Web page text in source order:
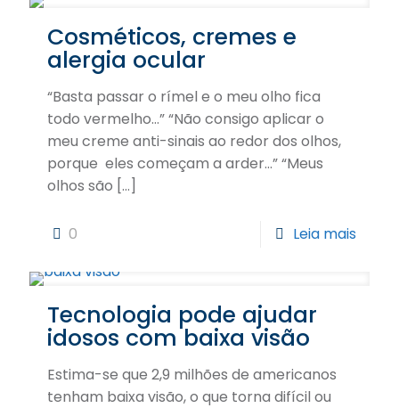
Cosméticos, cremes e
alergia ocular
“Basta passar o rímel e o meu olho fica
todo vermelho…” “Não consigo aplicar o
meu creme anti-sinais ao redor dos olhos,
porque eles começam a arder…” “Meus
olhos são […]
0 Leia mais
Tecnologia pode ajudar
idosos com baixa visão
Estima-se que 2,9 milhões de americanos
tenham baixa visão, o que torna difícil ou